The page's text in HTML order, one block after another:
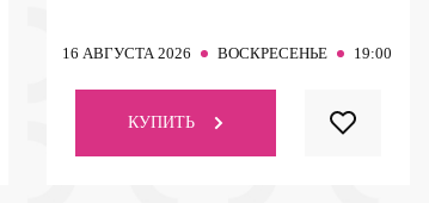
16 АВГУСТА 2026 ВОСКРЕСЕНЬЕ 19:00
КУПИТЬ